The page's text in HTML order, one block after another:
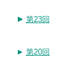
第23回
第20回